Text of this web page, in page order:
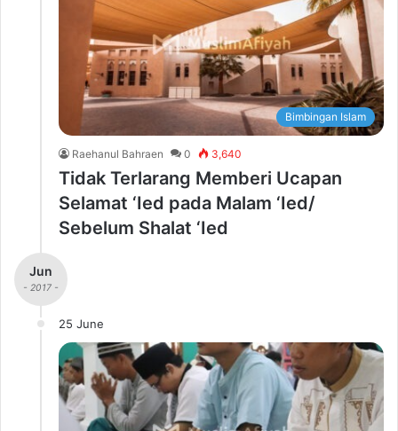
Bimbingan Islam
Raehanul Bahraen 0 3,640
Tidak Terlarang Memberi Ucapan
Selamat ‘Ied pada Malam ‘Ied/
Sebelum Shalat ‘Ied
Jun
- 2017 -
25 June